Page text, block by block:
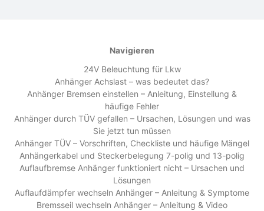
Navigieren
24V Beleuchtung für Lkw
Anhänger Achslast – was bedeutet das?
Anhänger Bremsen einstellen – Anleitung, Einstellung &
häufige Fehler
Anhänger durch TÜV gefallen – Ursachen, Lösungen und was
Sie jetzt tun müssen
Anhänger TÜV – Vorschriften, Checkliste und häufige Mängel
Anhängerkabel und Steckerbelegung 7-polig und 13-polig
Auflaufbremse Anhänger funktioniert nicht – Ursachen und
Lösungen
Auflaufdämpfer wechseln Anhänger – Anleitung & Symptome
Bremsseil wechseln Anhänger – Anleitung & Video